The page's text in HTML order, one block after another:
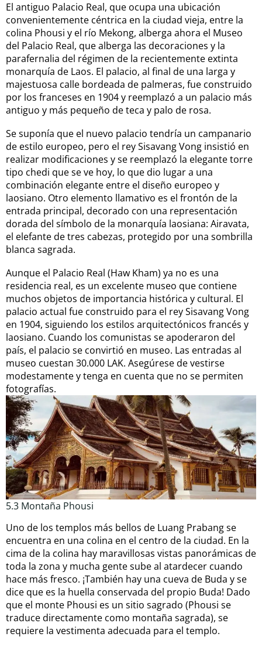
El antiguo Palacio Real, que ocupa una ubicación
convenientemente céntrica en la ciudad vieja, entre la
colina Phousi y el río Mekong, alberga ahora el Museo
del Palacio Real, que alberga las decoraciones y la
parafernalia del régimen de la recientemente extinta
monarquía de Laos. El palacio, al final de una larga y
majestuosa calle bordeada de palmeras, fue construido
por los franceses en 1904 y reemplazó a un palacio más
antiguo y más pequeño de teca y palo de rosa.
Se suponía que el nuevo palacio tendría un campanario
de estilo europeo, pero el rey Sisavang Vong insistió en
realizar modificaciones y se reemplazó la elegante torre
tipo chedi que se ve hoy, lo que dio lugar a una
combinación elegante entre el diseño europeo y
laosiano. Otro elemento llamativo es el frontón de la
entrada principal, decorado con una representación
dorada del símbolo de la monarquía laosiana: Airavata,
el elefante de tres cabezas, protegido por una sombrilla
blanca sagrada.
Aunque el Palacio Real (Haw Kham) ya no es una
residencia real, es un excelente museo que contiene
muchos objetos de importancia histórica y cultural. El
palacio actual fue construido para el rey Sisavang Vong
en 1904, siguiendo los estilos arquitectónicos francés y
laosiano. Cuando los comunistas se apoderaron del
país, el palacio se convirtió en museo. Las entradas al
museo cuestan 30.000 LAK. Asegúrese de vestirse
modestamente y tenga en cuenta que no se permiten
fotografías.
5.3 Montaña Phousi
Uno de los templos más bellos de Luang Prabang se
encuentra en una colina en el centro de la ciudad. En la
cima de la colina hay maravillosas vistas panorámicas de
toda la zona y mucha gente sube al atardecer cuando
hace más fresco. ¡También hay una cueva de Buda y se
dice que es la huella conservada del propio Buda! Dado
que el monte Phousi es un sitio sagrado (Phousi se
traduce directamente como montaña sagrada), se
requiere la vestimenta adecuada para el templo.